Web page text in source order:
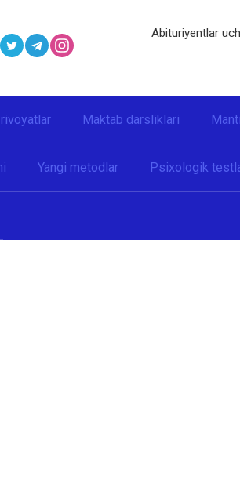
Abituriyentlar
Maktab darsliklari
Yangi metodlar Psixologik